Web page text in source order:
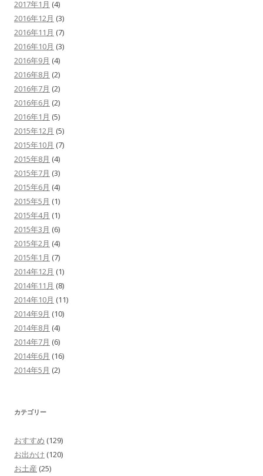
2017年1月 (4)
2016年12月 (3)
2016年11月 (7)
2016年10月 (3)
2016年9月 (4)
2016年8月 (2)
2016年7月 (2)
2016年6月 (2)
2016年1月 (5)
2015年12月 (5)
2015年10月 (7)
2015年8月 (4)
2015年7月 (3)
2015年6月 (4)
2015年5月 (1)
2015年4月 (1)
2015年3月 (6)
2015年2月 (4)
2015年1月 (7)
2014年12月 (1)
2014年11月 (8)
2014年10月 (11)
2014年9月 (10)
2014年8月 (4)
2014年7月 (6)
2014年6月 (16)
2014年5月 (2)
カテゴリー
おすすめ (129)
お出かけ (120)
お土産 (25)